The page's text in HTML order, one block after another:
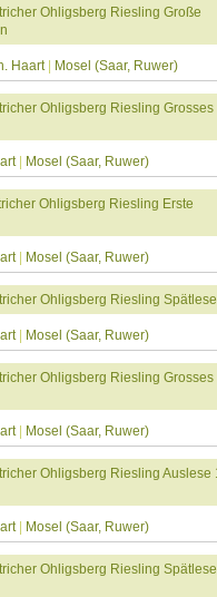
Ohligsberg Riesling Große
Haart| Mosel (Saar, Ruwer)
Ohligsberg Riesling Grosses
| Mosel (Saar, Ruwer)
Ohligsberg Riesling Erste
| Mosel (Saar, Ruwer)
Ohligsberg Riesling Spätlese
| Mosel (Saar, Ruwer)
Ohligsberg Riesling Grosses
| Mosel (Saar, Ruwer)
Ohligsberg Riesling Auslese
| Mosel (Saar, Ruwer)
Ohligsberg Riesling Spätlese